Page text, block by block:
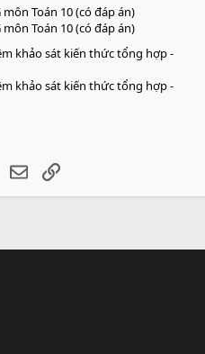
Toán 10 (có đáp án)
Toán 10 (có đáp án)
khảo sát kiến thức tổng hợp -
khảo sát kiến thức tổng hợp -
WhatsApp
EmailLink